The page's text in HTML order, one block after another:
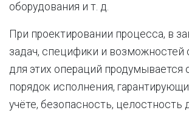
оборудования и т. д.
При проектировании процесса, в
задач, специфики и возможностей
для этих операций продумывается
порядок исполнения,
учёте, безопасность, целостность